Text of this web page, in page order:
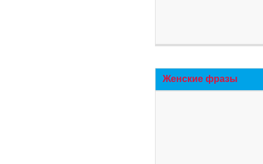
Женские фразы